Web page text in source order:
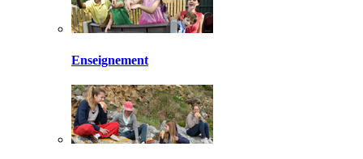
Enseignement